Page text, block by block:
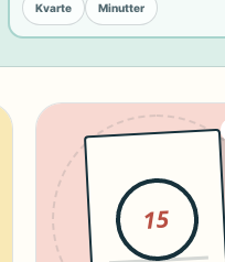
Kvarte Minutter
15